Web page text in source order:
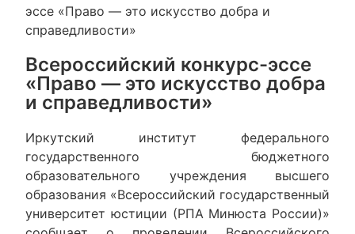
эссе «Право — это искусство добра и
справедливости»
Всероссийский конкурс-эссе
«Право — это искусство добра
и справедливости»
Иркутский институт федерального
государственного бюджетного
образовательного учреждения высшего
образования «Всероссийский государственный
университет юстиции (РПА Минюста России)»